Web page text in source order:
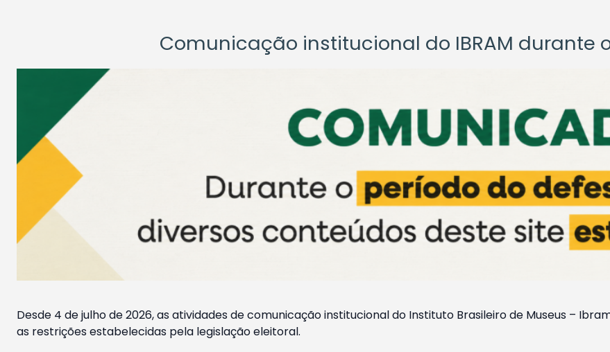
Comunicação institucional do IBRAM durante
Desde 4 de julho de 2026, as atividades de comunicação institucional do Instituto Brasileiro de Museus –
as restrições estabelecidas pela legislação eleitoral.